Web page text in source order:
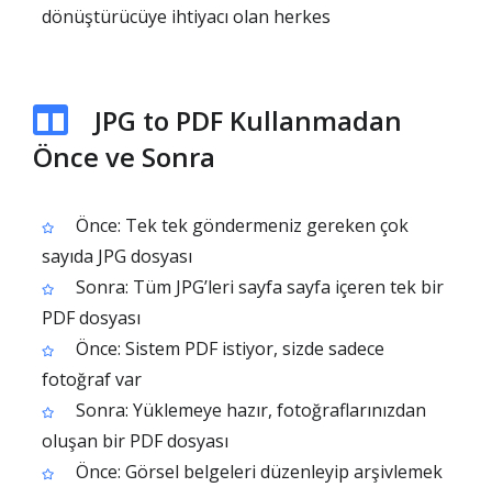
dönüştürücüye ihtiyacı olan herkes
JPG to PDF Kullanmadan
Önce ve Sonra
Önce: Tek tek göndermeniz gereken çok
sayıda JPG dosyası
Sonra: Tüm JPG’leri sayfa sayfa içeren tek bir
PDF dosyası
Önce: Sistem PDF istiyor, sizde sadece
fotoğraf var
Sonra: Yüklemeye hazır, fotoğraflarınızdan
oluşan bir PDF dosyası
Önce: Görsel belgeleri düzenleyip arşivlemek